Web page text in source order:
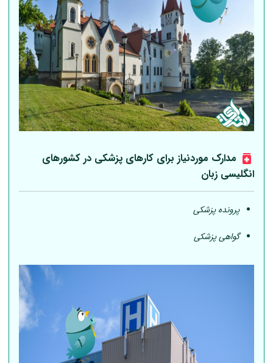
مدارک موردنیاز برای کارهای پزشکی در کشورهای
انگلیسی زبان
پرونده پزشکی
گواهی پزشکی